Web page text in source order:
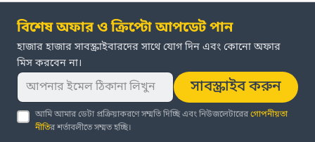
বিশেষ অফার ও ক্রিপ্টো আপডেট পান
হাজার হাজার সাবস্ক্রাইবারদের সাথে যোগ দিন এবং কোনো অফার
মিস করবেন না।
সাবস্ক্রাইব করুন
আমি আমার ডেটা প্রক্রিয়াকরণে সম্মতি দিচ্ছি এবং নিউজলেটারেরগোপনীয়তা
নীতির শর্তাবলীতে সম্মত হচ্ছি।